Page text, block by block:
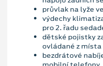
průvlak na lyže
výdechy
pro 2. řadu
dětské pojistky
ovládané z místa
bezdrátové